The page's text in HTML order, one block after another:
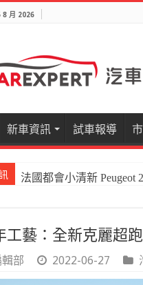
8 月 2026
新車資訊 試車報導
國產電油休旅新王者
工藝：全新克麗超
部 2022-06-27